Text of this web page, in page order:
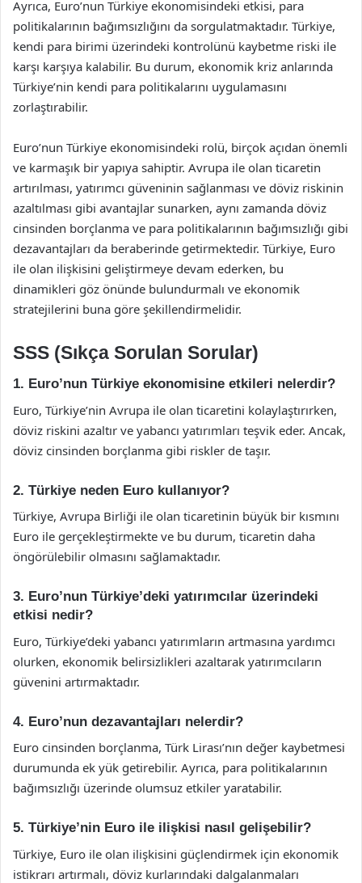
Ayrıca, Euro’nun Türkiye ekonomisindeki etkisi, para
politikalarının bağımsızlığını da sorgulatmaktadır. Türkiye,
kendi para birimi üzerindeki kontrolünü kaybetme riski ile
karşı karşıya kalabilir. Bu durum, ekonomik kriz anlarında
Türkiye’nin kendi para politikalarını uygulamasını
zorlaştırabilir.
Euro’nun Türkiye ekonomisindeki rolü, birçok açıdan önemli
ve karmaşık bir yapıya sahiptir. Avrupa ile olan ticaretin
artırılması, yatırımcı güveninin sağlanması ve döviz riskinin
azaltılması gibi avantajlar sunarken, aynı zamanda döviz
cinsinden borçlanma ve para politikalarının bağımsızlığı gibi
dezavantajları da beraberinde getirmektedir. Türkiye, Euro
ile olan ilişkisini geliştirmeye devam ederken, bu
dinamikleri göz önünde bulundurmalı ve ekonomik
stratejilerini buna göre şekillendirmelidir.
SSS (Sıkça Sorulan Sorular)
1. Euro’nun Türkiye ekonomisine etkileri nelerdir?
Euro, Türkiye’nin Avrupa ile olan ticaretini kolaylaştırırken,
döviz riskini azaltır ve yabancı yatırımları teşvik eder. Ancak,
döviz cinsinden borçlanma gibi riskler de taşır.
2. Türkiye neden Euro kullanıyor?
Türkiye, Avrupa Birliği ile olan ticaretinin büyük bir kısmını
Euro ile gerçekleştirmekte ve bu durum, ticaretin daha
öngörülebilir olmasını sağlamaktadır.
3. Euro’nun Türkiye’deki yatırımcılar üzerindeki
etkisi nedir?
Euro, Türkiye’deki yabancı yatırımların artmasına yardımcı
olurken, ekonomik belirsizlikleri azaltarak yatırımcıların
güvenini artırmaktadır.
4. Euro’nun dezavantajları nelerdir?
Euro cinsinden borçlanma, Türk Lirası’nın değer kaybetmesi
durumunda ek yük getirebilir. Ayrıca, para politikalarının
bağımsızlığı üzerinde olumsuz etkiler yaratabilir.
5. Türkiye’nin Euro ile ilişkisi nasıl gelişebilir?
Türkiye, Euro ile olan ilişkisini güçlendirmek için ekonomik
istikrarı artırmalı, döviz kurlarındaki dalgalanmaları